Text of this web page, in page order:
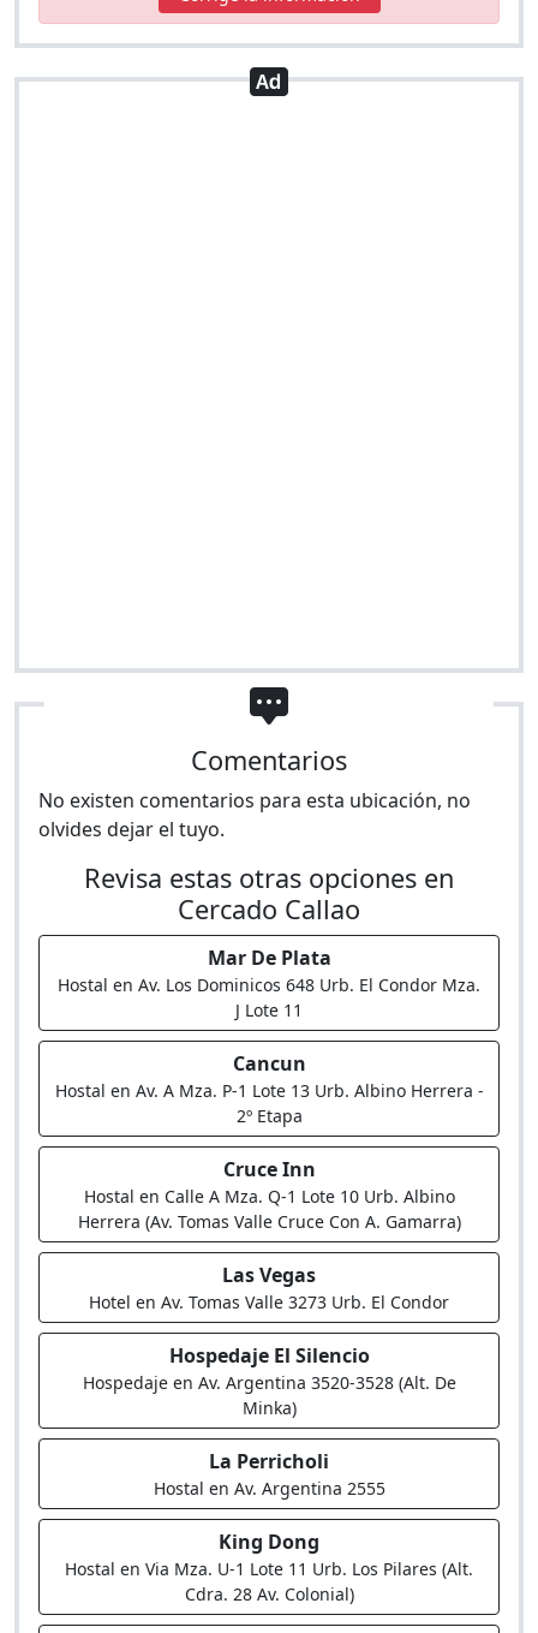
Comentarios
No existen comentarios para esta ubicación, no
olvides dejar el tuyo.
Revisa estas otras opciones en
Cercado Callao
Mar De Plata
Hostal en Av. Los Dominicos 648 Urb. El Condor Mza.
J Lote 11
Cancun
Hostal en Av. A Mza. P-1 Lote 13 Urb. Albino Herrera -
2º Etapa
Cruce Inn
Hostal en Calle A Mza. Q-1 Lote 10 Urb. Albino
Herrera (Av. Tomas Valle Cruce Con A. Gamarra)
Las Vegas
Hotel en Av. Tomas Valle 3273 Urb. El Condor
Hospedaje El Silencio
Hospedaje en Av. Argentina 3520-3528 (Alt. De
Minka)
La Perricholi
Hostal en Av. Argentina 2555
King Dong
Hostal en Via Mza. U-1 Lote 11 Urb. Los Pilares (Alt.
Cdra. 28 Av. Colonial)